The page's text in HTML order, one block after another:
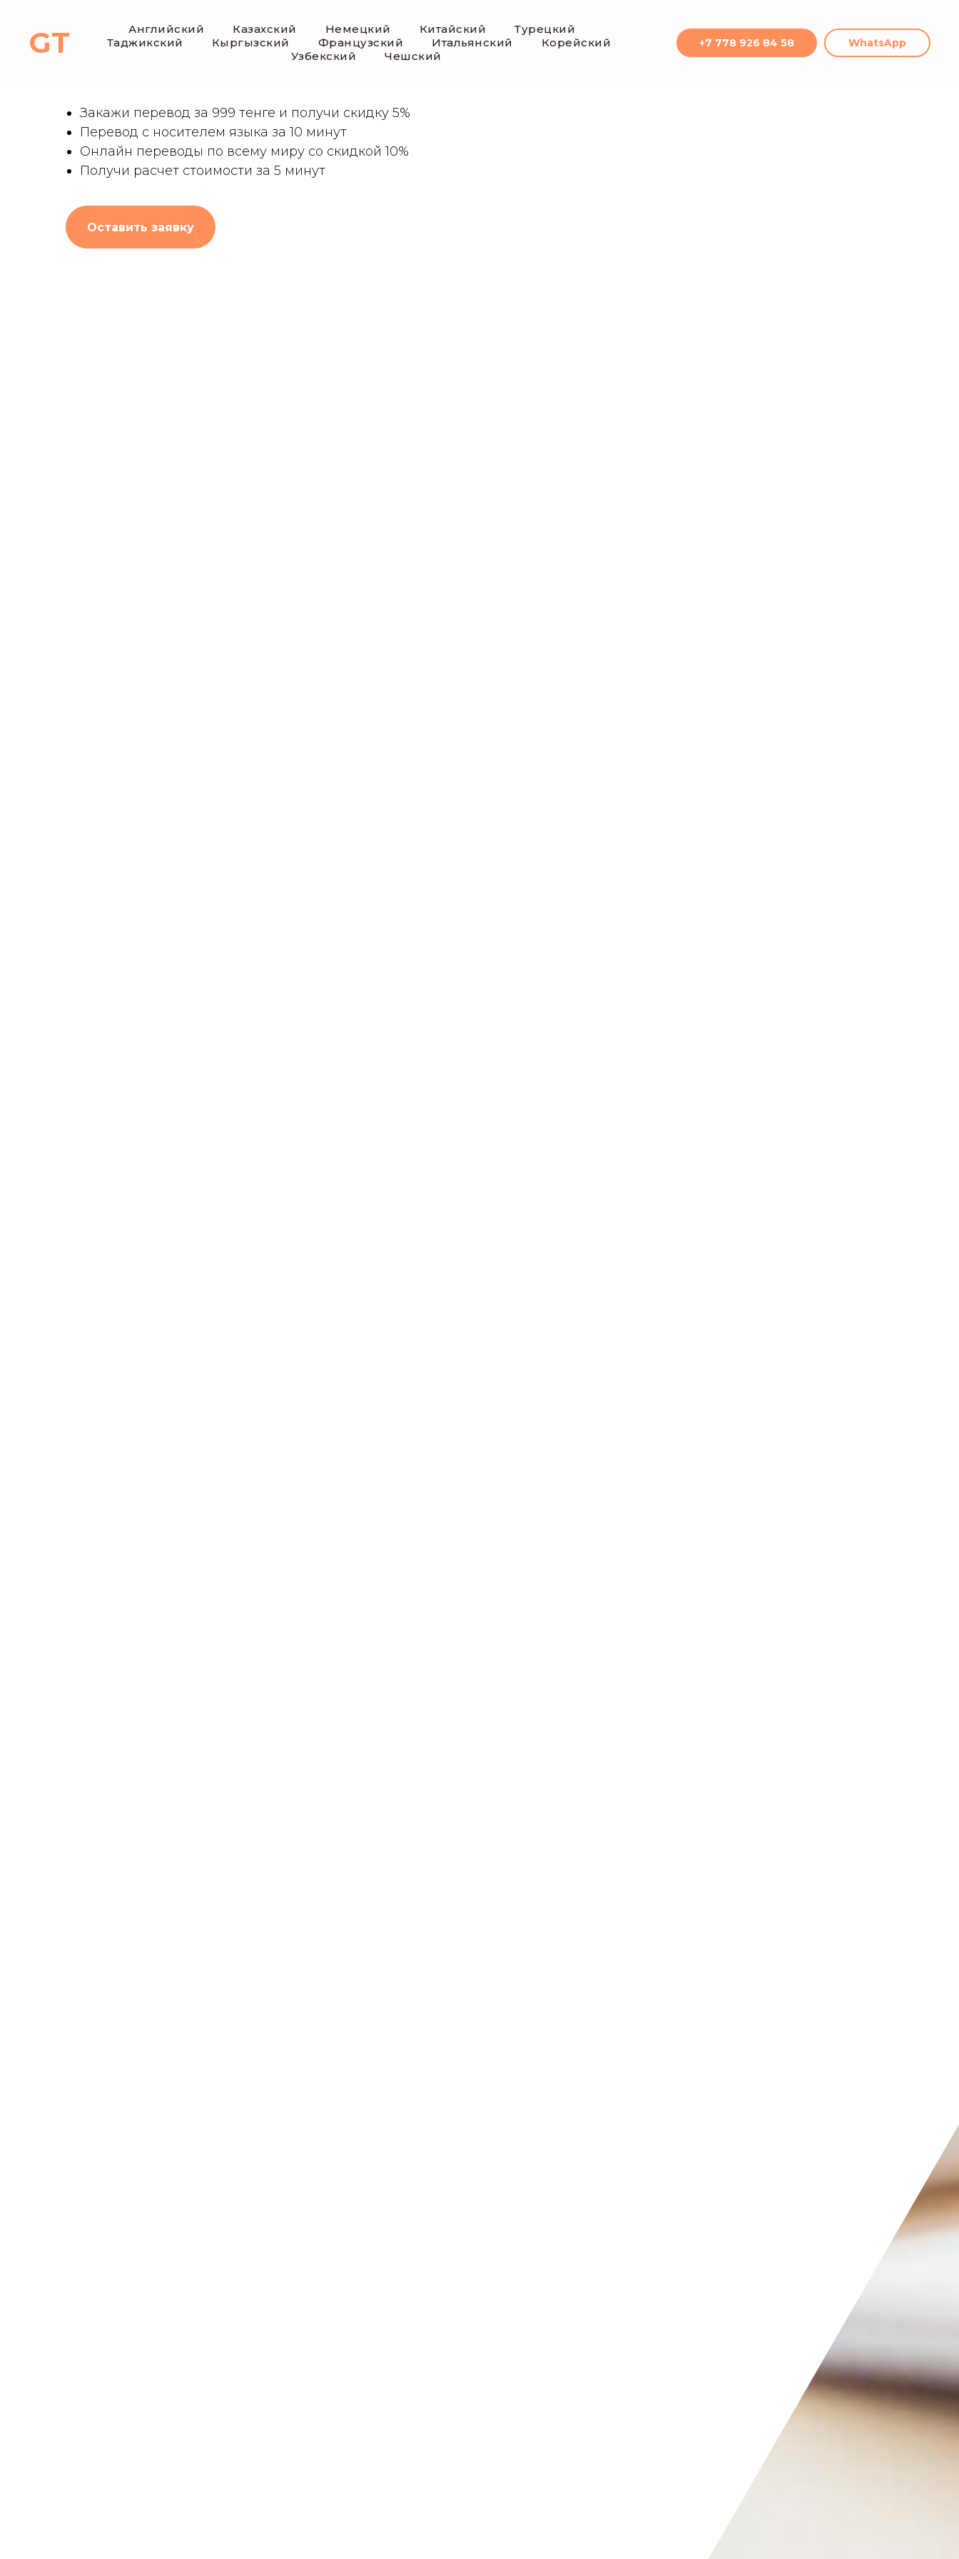
GT Английский Казахский Немецкий Китайский
Турецкий
Таджикский
Кыргызский Французский Итальянский
Корейский
Узбекский
Чешский
+7 778 926 84 58 WhatsApp
Финансовый перевод в Алматы
Закажи перевод за 999 тенге и получи скидку 5%
Перевод с носителем языка за 10 минут
Онлайн переводы по всему миру со скидкой 10%
Получи расчет стоимости за 5 минут
Оставить заявку